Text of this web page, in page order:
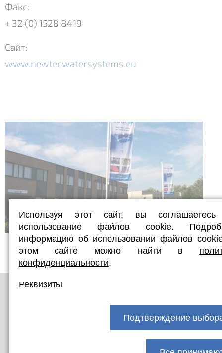
Факс:
+ 32 (0) 1528 8419
Сайт:
www.newtecwatersystems.eu
Используя этот сайт, вы
использование файлов cookie.
информацию об использовании файлов
этом сайте можно найти в
конфиденциальности.
Реквизиты
Подтверждение